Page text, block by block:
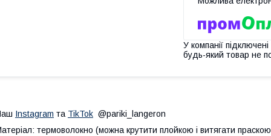
У компанії
будь-який товар не
Instagram та TikTok @pariki_langeron
термоволокно (можна крутити плойкою і витягати